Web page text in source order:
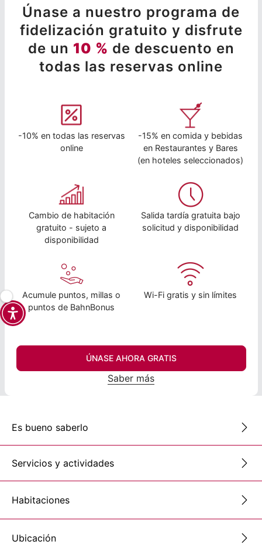
Únase a nuestro programa de
fidelización gratuito y disfrute
de un 10 % de descuento en
todas las reservas online
-10% en todas las reservas
online
-15% en comida y bebidas
en Restaurantes y Bares
(en hoteles seleccionados)
Cambio de habitación
gratuito - sujeto a
disponibilidad
Salida tardía gratuita bajo
solicitud y disponibilidad
Acumule puntos, millas o
puntos de BahnBonus
Wi-Fi gratis y sin límites
ÚNASE AHORA GRATIS
Saber más
Es bueno saberlo
Servicios y actividades
Habitaciones
Ubicación